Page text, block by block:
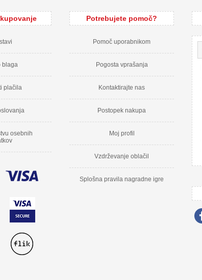
blaga
plačila
osebnih
Potrebujete pomoč?
Pomoč uporabnikom
Pogosta vprašanja
Kontaktirajte nas
Postopek nakupa
Moj profil
Vzdrževanje oblačil
Splošna pravila nagradne igre